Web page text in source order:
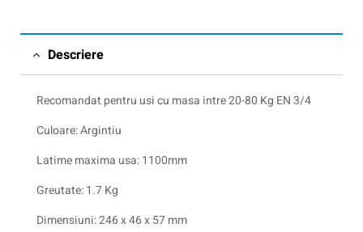
Descriere
Recomandat pentru usi cu masa intre 20-80 Kg EN 3/4
Culoare: Argintiu
Latime maxima usa: 1100mm
Greutate: 1.7 Kg
Dimensiuni: 246 x 46 x 57 mm